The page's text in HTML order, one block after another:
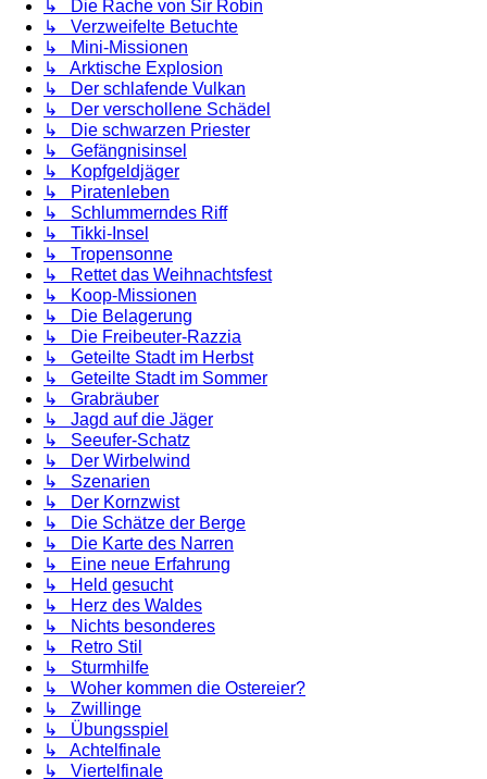
↳ Die Rache von Sir Robin
↳ Verzweifelte Betuchte
↳ Mini-Missionen
↳ Arktische Explosion
↳ Der schlafende Vulkan
↳ Der verschollene Schädel
↳ Die schwarzen Priester
↳ Gefängnisinsel
↳ Kopfgeldjäger
↳ Piratenleben
↳ Schlummerndes Riff
↳ Tikki-Insel
↳ Tropensonne
↳ Rettet das Weihnachtsfest
↳ Koop-Missionen
↳ Die Belagerung
↳ Die Freibeuter-Razzia
↳ Geteilte Stadt im Herbst
↳ Geteilte Stadt im Sommer
↳ Grabräuber
↳ Jagd auf die Jäger
↳ Seeufer-Schatz
↳ Der Wirbelwind
↳ Szenarien
↳ Der Kornzwist
↳ Die Schätze der Berge
↳ Die Karte des Narren
↳ Eine neue Erfahrung
↳ Held gesucht
↳ Herz des Waldes
↳ Nichts besonderes
↳ Retro Stil
↳ Sturmhilfe
↳ Woher kommen die Ostereier?
↳ Zwillinge
↳ Übungsspiel
↳ Achtelfinale
↳ Viertelfinale